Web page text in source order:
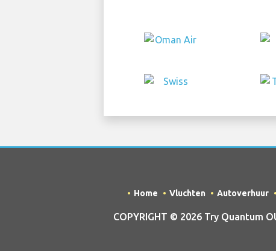
COPYRIGHT © 2026 Try